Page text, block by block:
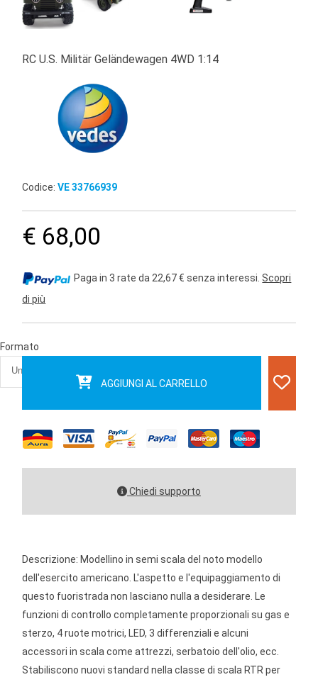
RC U.S. Militär Geländewagen 4WD 1:14
Codice:VE 33766939
€ 68,00
Paga in 3 rate da 22,67 € senza interessi.Scopri
di più
Formato
AGGIUNGI AL CARRELLO
Chiedi supporto
Descrizione: Modellino in semi scala del noto modello
dell'esercito americano. L'aspetto e l'equipaggiamento di
questo fuoristrada non lasciano nulla a desiderare. Le
funzioni di controllo completamente proporzionali su gas e
sterzo, 4 ruote motrici, LED, 3 differenziali e alcuni
accessori in scala come attrezzi, serbatoio dell'olio, ecc.
Stabiliscono nuovi standard nella classe di scala RTR per